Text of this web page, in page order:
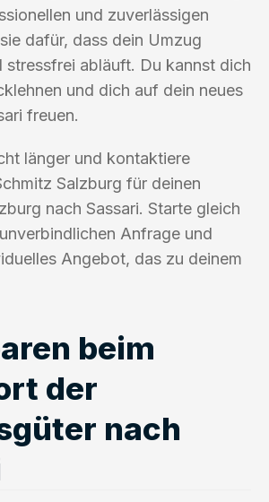
und zuverlässigen
dafür, dass dein Umzug
stressfrei abläuft. Du kannst dich
und dich auf dein neues
freuen.
länger und kontaktiere
Salzburg für deinen
nach Sassari. Starte gleich
Anfrage und
Angebot, das zu deinem
beim
der
nach